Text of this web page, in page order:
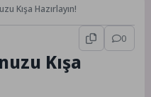
Kışa Hazırlayın!
0
Kışa